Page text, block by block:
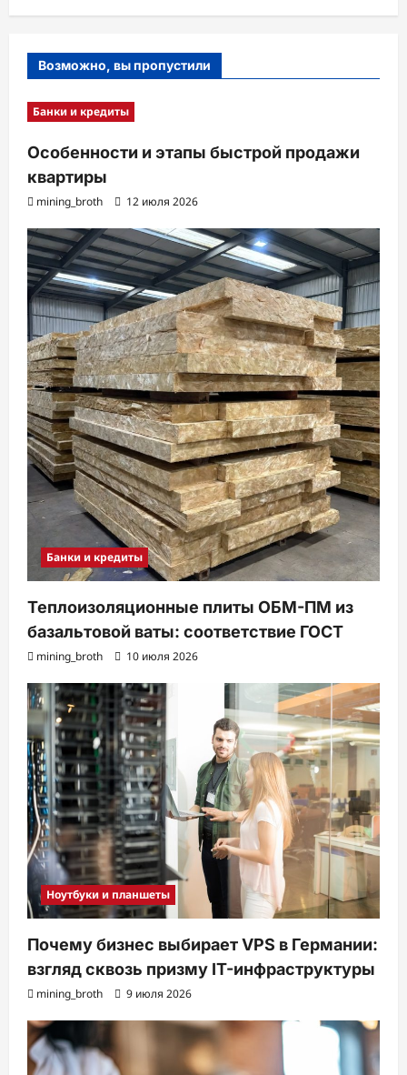
Возможно, вы пропустили
Банки и кредиты
Особенности и этапы быстрой продажи
квартиры
mining_broth 12 июля 2026
Банки и кредиты
Теплоизоляционные плиты ОБМ-ПМ из
базальтовой ваты: соответствие ГОСТ
mining_broth 10 июля 2026
Ноутбуки и планшеты
Почему бизнес выбирает VPS в Германии:
взгляд сквозь призму IT-инфраструктуры
mining_broth 9 июля 2026